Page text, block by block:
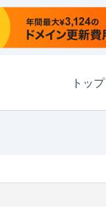
トップ